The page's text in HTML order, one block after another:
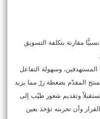
مقارنة بتكلفة التسويق
وسهولة التفاعل
المقدّم بضغطة زرّ مما يزيد
وتقديم شعور طيّب إلى
وأن تجربته تؤخذ بعين